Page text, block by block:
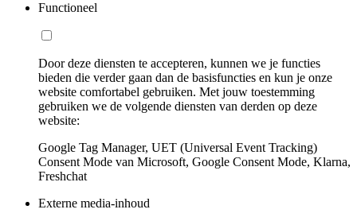
Functioneel
Door deze diensten te accepteren, kunnen we je functies
bieden die verder gaan dan de basisfuncties en kun je onze
website comfortabel gebruiken. Met jouw toestemming
gebruiken we de volgende diensten van derden op deze
website:
Google Tag Manager, UET (Universal Event Tracking)
Consent Mode van Microsoft, Google Consent Mode, Klarna,
Freshchat
Externe media-inhoud